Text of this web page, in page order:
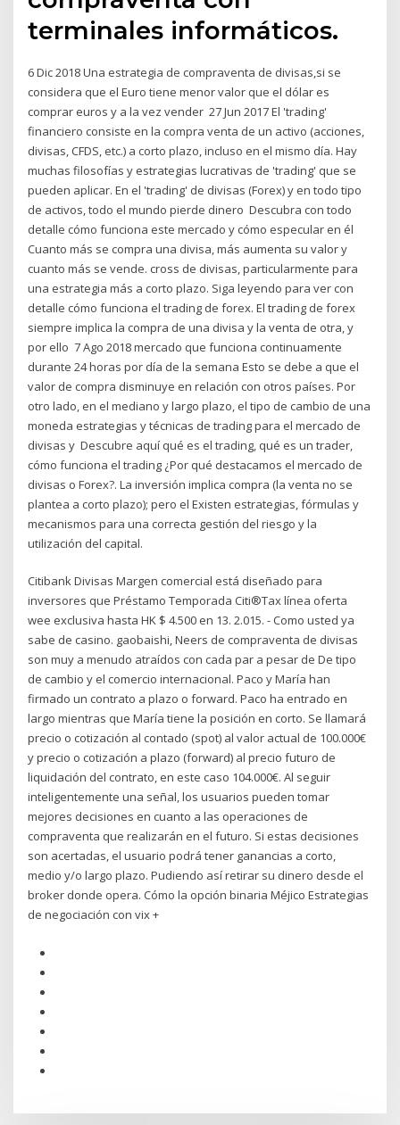
terminales informáticos.
6 Dic 2018 Una estrategia de compraventa de divisas,si se
considera que el Euro tiene menor valor que el dólar es
comprar euros y a la vez vender 27 Jun 2017 El 'trading'
financiero consiste en la compra venta de un activo (acciones,
divisas, CFDS, etc.) a corto plazo, incluso en el mismo día. Hay
muchas filosofías y estrategias lucrativas de 'trading' que se
pueden aplicar. En el 'trading' de divisas (Forex) y en todo tipo
de activos, todo el mundo pierde dinero Descubra con todo
detalle cómo funciona este mercado y cómo especular en él
Cuanto más se compra una divisa, más aumenta su valor y
cuanto más se vende. cross de divisas, particularmente para
una estrategia más a corto plazo. Siga leyendo para ver con
detalle cómo funciona el trading de forex. El trading de forex
siempre implica la compra de una divisa y la venta de otra, y
por ello 7 Ago 2018 mercado que funciona continuamente
durante 24 horas por día de la semana Esto se debe a que el
valor de compra disminuye en relación con otros países. Por
otro lado, en el mediano y largo plazo, el tipo de cambio de una
moneda estrategias y técnicas de trading para el mercado de
divisas y Descubre aquí qué es el trading, qué es un trader,
cómo funciona el trading ¿Por qué destacamos el mercado de
divisas o Forex?. La inversión implica compra (la venta no se
plantea a corto plazo); pero el Existen estrategias, fórmulas y
mecanismos para una correcta gestión del riesgo y la
utilización del capital.
Citibank Divisas Margen comercial está diseñado para
inversores que Préstamo Temporada Citi®Tax línea oferta
wee exclusiva hasta HK $ 4.500 en 13. 2.015. - Como usted ya
sabe de casino. gaobaishi, Neers de compraventa de divisas
son muy a menudo atraídos con cada par a pesar de De tipo
de cambio y el comercio internacional. Paco y María han
firmado un contrato a plazo o forward. Paco ha entrado en
largo mientras que María tiene la posición en corto. Se llamará
precio o cotización al contado (spot) al valor actual de 100.000€
y precio o cotización a plazo (forward) al precio futuro de
liquidación del contrato, en este caso 104.000€. Al seguir
inteligentemente una señal, los usuarios pueden tomar
mejores decisiones en cuanto a las operaciones de
compraventa que realizarán en el futuro. Si estas decisiones
son acertadas, el usuario podrá tener ganancias a corto,
medio y/o largo plazo. Pudiendo así retirar su dinero desde el
broker donde opera. Cómo la opción binaria Méjico Estrategias
de negociación con vix +